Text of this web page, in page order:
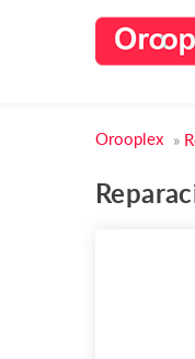
Orooplex »